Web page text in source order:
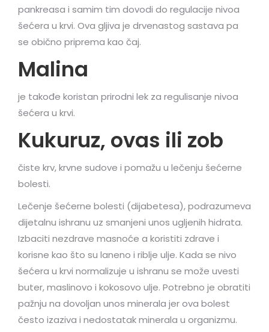
pankreasa i samim tim dovodi do regulacije nivoa
šećera u krvi. Ova gljiva je drvenastog sastava pa
se obično priprema kao čaj.
Malina
je takođe koristan prirodni lek za regulisanje nivoa
šećera u krvi.
Kukuruz, ovas ili zob
čiste krv, krvne sudove i pomažu u lečenju šećerne
bolesti.
Lečenje šećerne bolesti (dijabetesa), podrazumeva
dijetalnu ishranu uz smanjeni unos ugljenih hidrata.
Izbaciti nezdrave masnoće a koristiti zdrave i
korisne kao što su laneno i riblje ulje. Kada se nivo
šećera u krvi normalizuje u ishranu se može uvesti
buter, maslinovo i kokosovo ulje. Potrebno je obratiti
pažnju na dovoljan unos minerala jer ova bolest
često izaziva i nedostatak minerala u organizmu.